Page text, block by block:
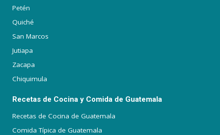
Petén
Quiché
San Marcos
Jutiapa
Zacapa
Chiquimula
Recetas de Cocina y Comida de Guatemala
Recetas de Cocina de Guatemala
Comida Típica de Guatemala